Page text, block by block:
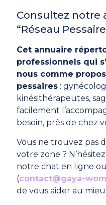
Consultez notre
“Réseau
Cet annuaire
professionnels qui
nous comme
pessaires :
kinésithérapeutes,
facilement
besoin, près de chez
Vous ne trouvez pas
votre zone ?
notre chat en ligne ou
(contact@gaya-
de vous aider au